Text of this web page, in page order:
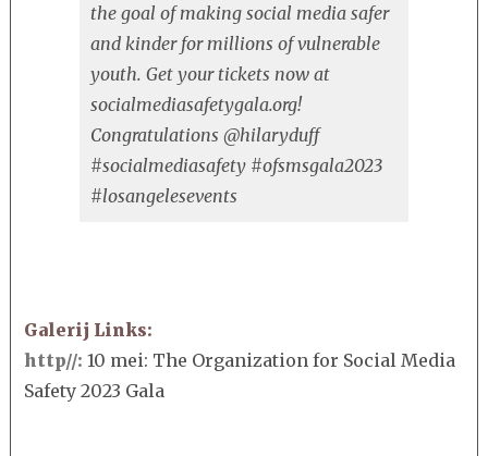
the goal of making social media safer
and kinder for millions of vulnerable
youth. Get your tickets now at
socialmediasafetygala.org!
Congratulations @hilaryduff
#socialmediasafety #ofsmsgala2023
#losangelesevents
Galerij Links:
http//:10 mei: The Organization for Social Media
Safety 2023 Gala